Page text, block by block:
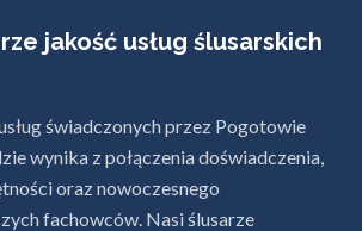
jakość usług ślusarskich
świadczonych przez Pogotowie
wynika z połączenia doświadczenia,
oraz nowoczesnego
fachowców. Nasi ślusarze